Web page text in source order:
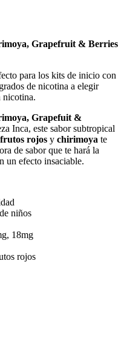
Grapefruit & Berries
para los kits de inicio con
de nicotina a elegir
nicotina.
Grapefuit &
Inca, este sabor subtropical
frutos rojos y chirimoya te
de sabor que te hará la
un efecto insaciable.
niños
18mg
rojos